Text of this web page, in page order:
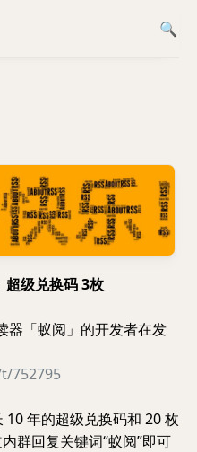
超级兑换码 3枚
器「蚁阅」的开发者在发
752795
10 年的超级兑换码和 20 枚
群回复关键词“蚁阅”即可